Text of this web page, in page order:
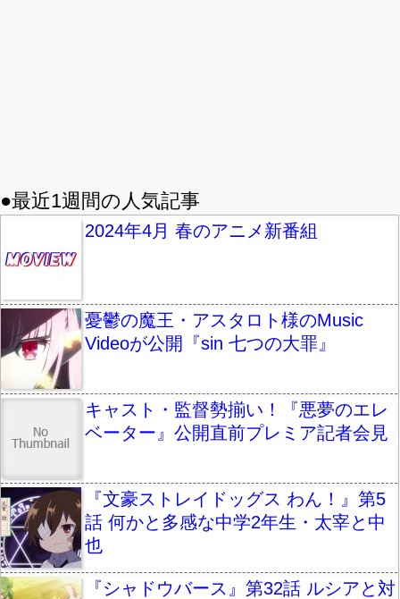
●最近1週間の人気記事
2024年4月 春のアニメ新番組
憂鬱の魔王・アスタロト様のMusic
Videoが公開『sin 七つの大罪』
キャスト・監督勢揃い！『悪夢のエレ
ベーター』公開直前プレミア記者会見
『文豪ストレイドッグス わん！』第5
話 何かと多感な中学2年生・太宰と中
也
『シャドウバース』第32話 ルシアと対